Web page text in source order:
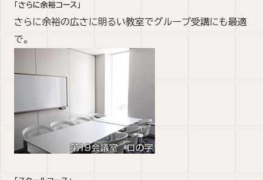
「さらに余裕コース」
さらに余裕の広さに明るい教室でグループ受講にも最適
で。